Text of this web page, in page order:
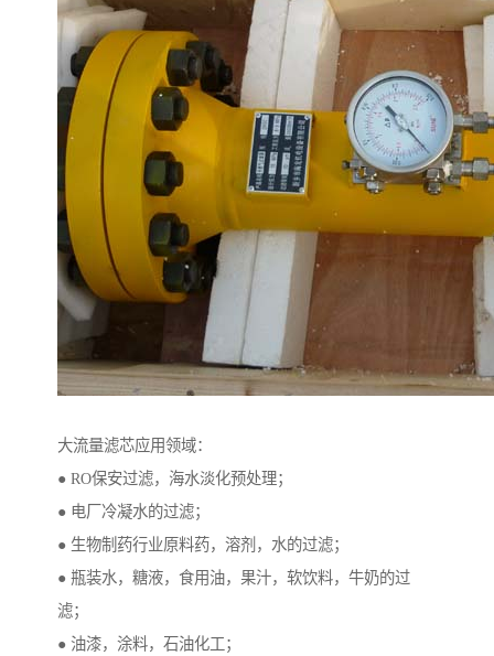
大流量滤芯应用领域：
● RO保安过滤，海水淡化预处理；
● 电厂冷凝水的过滤；
● 生物制药行业原料药，溶剂，水的过滤；
● 瓶装水，糖液，食用油，果汁，软饮料，牛奶的过
滤；
● 油漆，涂料，石油化工；